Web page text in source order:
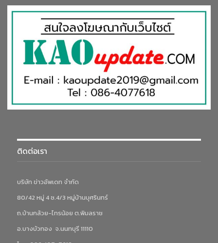
ติดต่อเรา
บริษัท ข่าวอัพเดท จำกัด
80/42 หมู่ 4 ซ.4/3 หมู่บ้านบุศรินทร์
ถ.บ้านกล้วย-ไทรน้อย ต.พิมลราช
อ.บางบัวทอง จ.นนทบุรี 11110